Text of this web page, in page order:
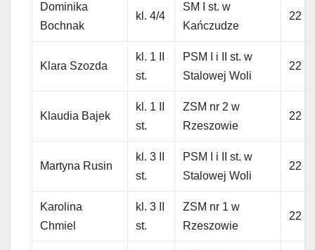
Dominika
Bochnak
kl. 4/4
SM I st. w
Kańczudze
22
Klara Szozda
kl. 1 II
st.
PSM I i II st. w
Stalowej Woli
22
Klaudia Bajek
kl. 1 II
st.
ZSM nr 2 w
Rzeszowie
22
Martyna Rusin
kl. 3 II
st.
PSM I i II st. w
Stalowej Woli
22
Karolina
Chmiel
kl. 3 II
st.
ZSM nr 1 w
Rzeszowie
22